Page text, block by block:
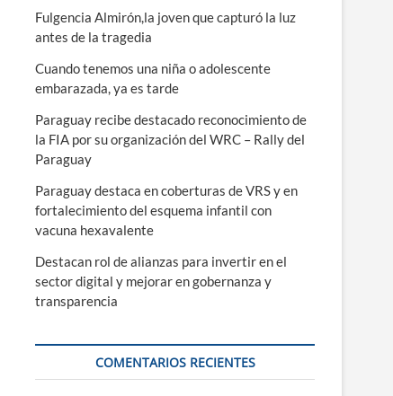
ú
Fulgencia Almirón,la joven que capturó la luz
antes de la tragedia
Cuando tenemos una niña o adolescente
embarazada, ya es tarde
Paraguay recibe destacado reconocimiento de
la FIA por su organización del WRC – Rally del
Paraguay
Paraguay destaca en coberturas de VRS y en
fortalecimiento del esquema infantil con
vacuna hexavalente
Destacan rol de alianzas para invertir en el
sector digital y mejorar en gobernanza y
transparencia
COMENTARIOS RECIENTES